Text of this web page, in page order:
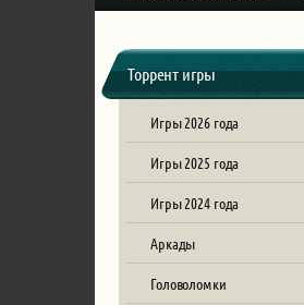
Торрент игры
Игры 2026 года
Игры 2025 года
Игры 2024 года
Аркады
Головоломки